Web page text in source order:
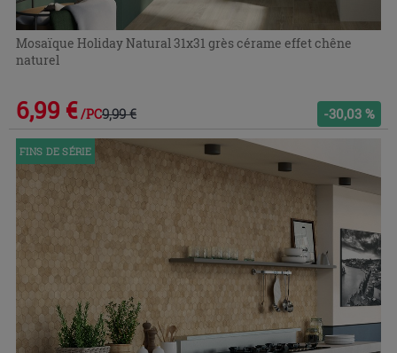
Mosaïque Holiday Natural 31x31 grès cérame effet chêne
naturel
6,99 € /PC9,99 € -30,03 %
FINS DE SÉRIE